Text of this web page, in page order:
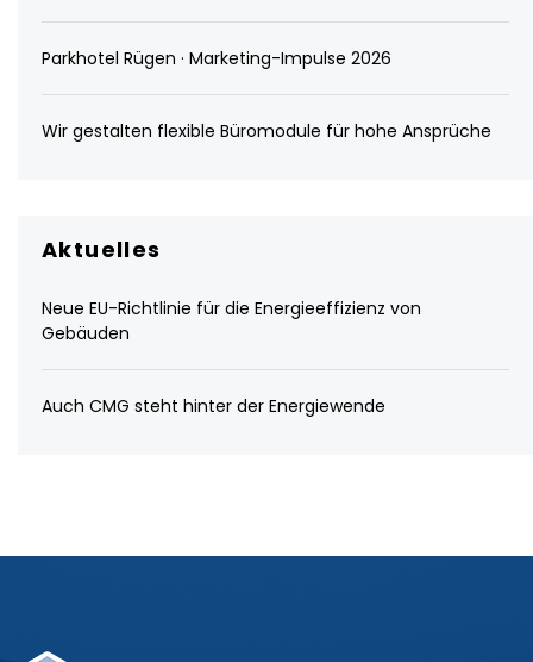
Parkhotel Rügen · Marketing-Impulse 2026
Wir gestalten flexible Büromodule für hohe Ansprüche
Aktuelles
Neue EU-Richtlinie für die Energieeffizienz von
Gebäuden
Auch CMG steht hinter der Energiewende